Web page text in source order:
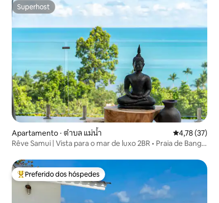
Superhost
Superhost
Apartamento ⋅ ตำบล แม่น้ำ 4,78 de uma
4,78 (37)
Rêve Samui | Vista para o mar de luxo 2BR • Praia de Bang
Entre os melhores preferidos dos hóspedes
Preferido dos hóspedes